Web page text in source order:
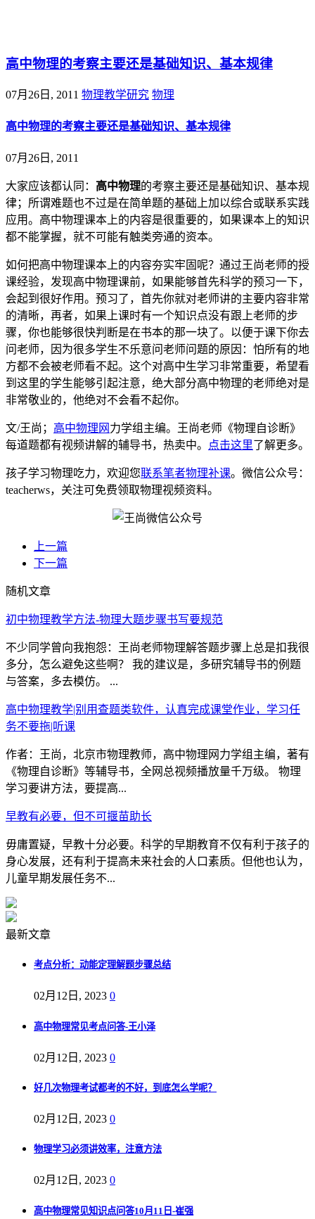
高中物理的考察主要还是基础知识、基本规律
07月26日, 2011 物理教学研究 物理
高中物理的考察主要还是基础知识、基本规律
07月26日, 2011
大家应该都认同： 高中物理的考察主要还是基础知识、基本规
律；所谓难题也不过是在简单题的基础上加以综合或联系实践
应用。高中物理课本上的内容是很重要的，如果课本上的知识
都不能掌握，就不可能有触类旁通的资本。
如何把高中物理课本上的内容夯实牢固呢？通过王尚老师的授
课经验，发现高中物理课前，如果能够首先科学的预习一下，
会起到很好作用。预习了，首先你就对老师讲的主要内容非常
的清晰，再者，如果上课时有一个知识点没有跟上老师的步
骤，你也能够很快判断是在书本的那一块了。以便于课下你去
问老师，因为很多学生不乐意问老师问题的原因：怕所有的地
方都不会被老师看不起。这个对高中生学习非常重要，希望看
到这里的学生能够引起注意，绝大部分高中物理的老师绝对是
非常敬业的，他绝对不会看不起你。
文/王尚； 高中物理网 力学组主编。王尚老师《物理自诊断》
每道题都有视频讲解的辅导书，热卖中。
点击这里了解更多。
孩子学习物理吃力，欢迎您联系笔者物理补课。微信公众号：
teacherws，关注可免费领取物理视频资料。
上一篇
下一篇
随机文章
初中物理教学方法-物理大题步骤书写要规范
不少同学曾向我抱怨：王尚老师物理解答题步骤上总是扣我很
多分，怎么避免这些啊？ 我的建议是，多研究辅导书的例题
与答案，多去模仿。 ...
高中物理教学|别用查题类软件，认真完成课堂作业，学习任
务不要拖|听课
作者：王尚，北京市物理教师，高中物理网力学组主编，著有
《物理自诊断》等辅导书，全网总视频播放量千万级。 物理
学习要讲方法，要提高...
早教有必要，但不可揠苗助长
毋庸置疑，早教十分必要。科学的早期教育不仅有利于孩子的
身心发展，还有利于提高未来社会的人口素质。但他也认为，
儿童早期发展任务不...
最新文章
考点分析：动能定理解题步骤总结
02月12日, 2023 0
高中物理常见考点问答-王小泽
02月12日, 2023 0
好几次物理考试都考的不好，到底怎么学呢？
02月12日, 2023 0
物理学习必须讲效率，注意方法
02月12日, 2023 0
高中物理常见知识点问答10月11日-崔强